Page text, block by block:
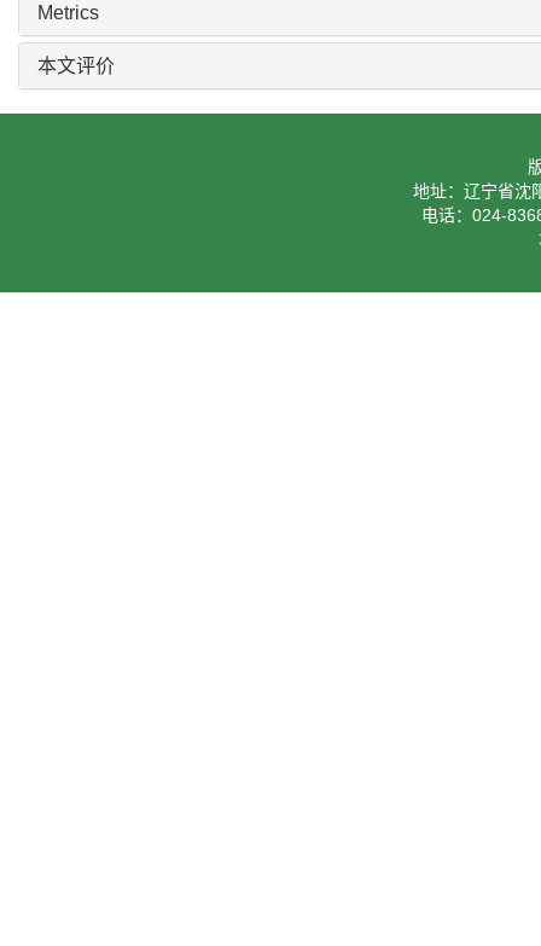
Metrics
本文评价
地址：辽宁省沈
电话：024-